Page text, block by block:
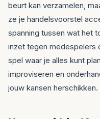
beurt kan verzamelen,
ze je handelsvoorstel
spanning tussen wat het
inzet tegen medespelers
spel waar je alles kunt
improviseren en
jouw kansen herschikken.